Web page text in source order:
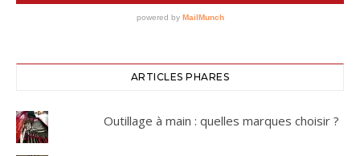
ARTICLES PHARES
Outillage à main : quelles marques choisir ?